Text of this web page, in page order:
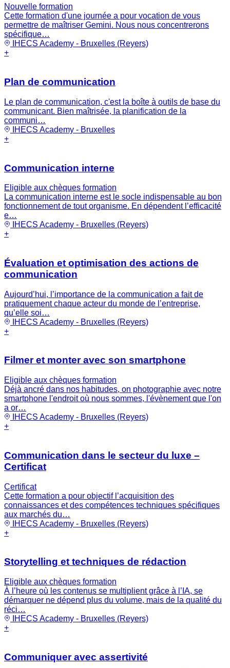
Nouvelle formation
Cette formation d'une journée a pour vocation de vous
permettre de maîtriser Gemini. Nous nous concentrerons
spécifique…
IHECS Academy - Bruxelles (Reyers)
+
Plan de communication
Le plan de communication, c'est la boîte à outils de base du
communicant. Bien maîtrisée, la planification de la
communi…
IHECS Academy - Bruxelles
+
Communication interne
Eligible aux chèques formation
La communication interne est le socle indispensable au bon
fonctionnement de tout organisme. En dépendent l’efficacité
e…
IHECS Academy - Bruxelles (Reyers)
+
Évaluation et optimisation des actions de
communication
Aujourd’hui, l’importance de la communication a fait de
pratiquement chaque acteur du monde de l’entreprise,
qu’elle soi…
IHECS Academy - Bruxelles (Reyers)
+
Filmer et monter avec son smartphone
Eligible aux chèques formation
Déjà ancré dans nos habitudes, on photographie avec notre
smartphone l'endroit où nous sommes, l'évènement que l'on
a or…
IHECS Academy - Bruxelles (Reyers)
+
Communication dans le secteur du luxe –
Certificat
Certificat
Cette formation a pour objectif l’acquisition des
connaissances et des compétences techniques spécifiques
aux marchés du…
IHECS Academy - Bruxelles (Reyers)
+
Storytelling et techniques de rédaction
Eligible aux chèques formation
À l’heure où les contenus se multiplient grâce à l’IA, se
démarquer ne dépend plus du volume, mais de la qualité du
réci…
IHECS Academy - Bruxelles (Reyers)
+
Communiquer avec assertivité